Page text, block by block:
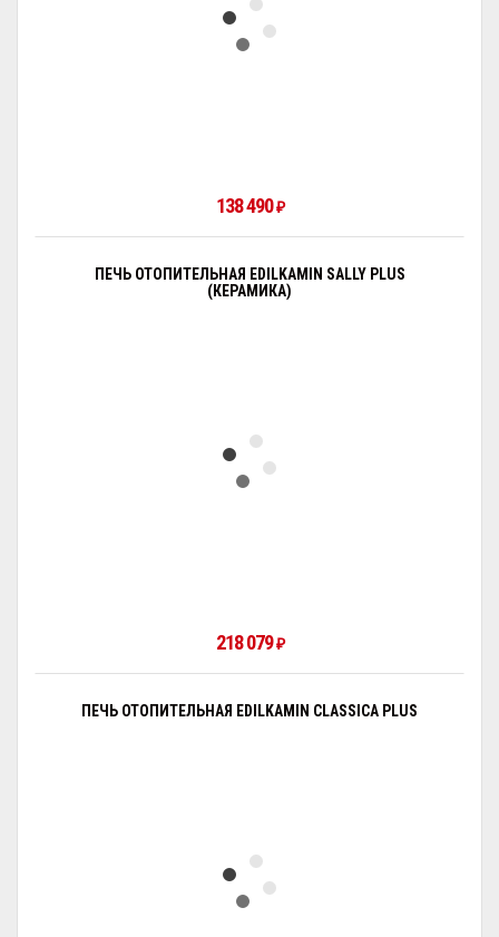
138 490₽
ПЕЧЬ ОТОПИТЕЛЬНАЯ EDILKAMIN SALLY PLUS
(КЕРАМИКА)
218 079₽
ПЕЧЬ ОТОПИТЕЛЬНАЯ EDILKAMIN CLASSICA PLUS